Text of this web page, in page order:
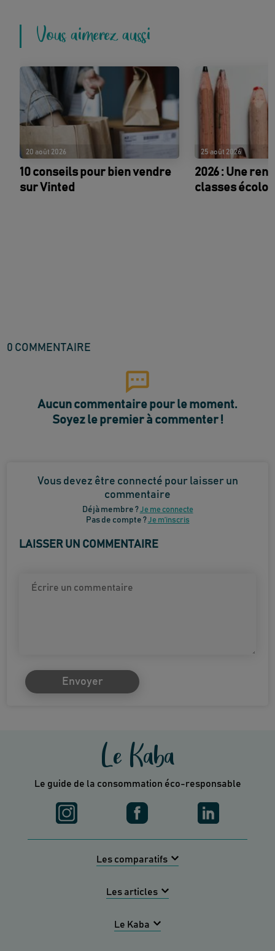
Vous aimerez aussi
20 août 2026
10 conseils pour bien vendre
sur Vinted
25 août 2026
2026 : Une
classes écolo !
0 COMMENTAIRE
Aucun commentaire pour le moment.
Soyez le premier à commenter !
Vous devez être connecté pour laisser un
commentaire
Déjà membre ?Je me connecte
Pas de compte ?Je m’inscris
LAISSER UN COMMENTAIRE
Envoyer
Le Kaba
Le guide de la consommation éco-responsable
Les comparatifs
Les articles
Le Kaba